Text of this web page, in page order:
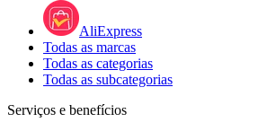
AliExpress
Todas as marcas
Todas as categorias
Todas as subcategorias
Serviços e benefícios